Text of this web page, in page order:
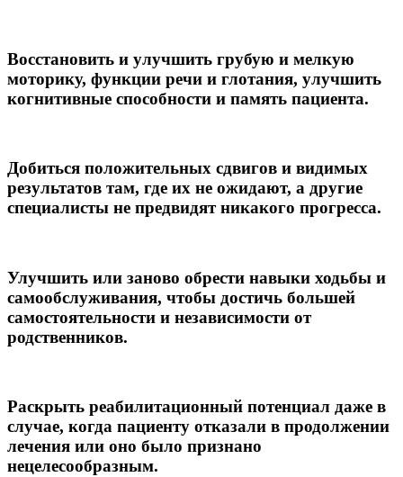
Восстановить и улучшить грубую и мелкую
моторику, функции речи и глотания, улучшить
когнитивные способности и память пациента.
Добиться положительных сдвигов и видимых
результатов там, где их не ожидают, а другие
специалисты не предвидят никакого прогресса.
Улучшить или заново обрести навыки ходьбы и
самообслуживания, чтобы достичь большей
самостоятельности и независимости от
родственников.
Раскрыть реабилитационный потенциал даже в
случае, когда пациенту отказали в продолжении
лечения или оно было признано
нецелесообразным.